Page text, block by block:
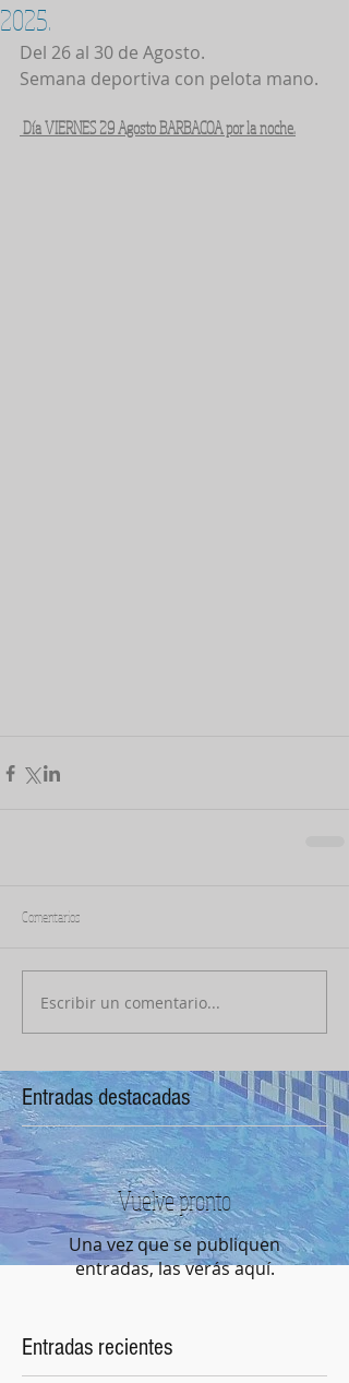
2025.
Del 26 al 30 de Agosto.
Semana deportiva con pelota mano.
Día VIERNES 29 Agosto BARBACOA por la noche.
Comentarios
Escribir un comentario...
Entradas destacadas
Vuelve pronto
Una vez que se publiquen
entradas, las verás aquí.
Entradas recientes